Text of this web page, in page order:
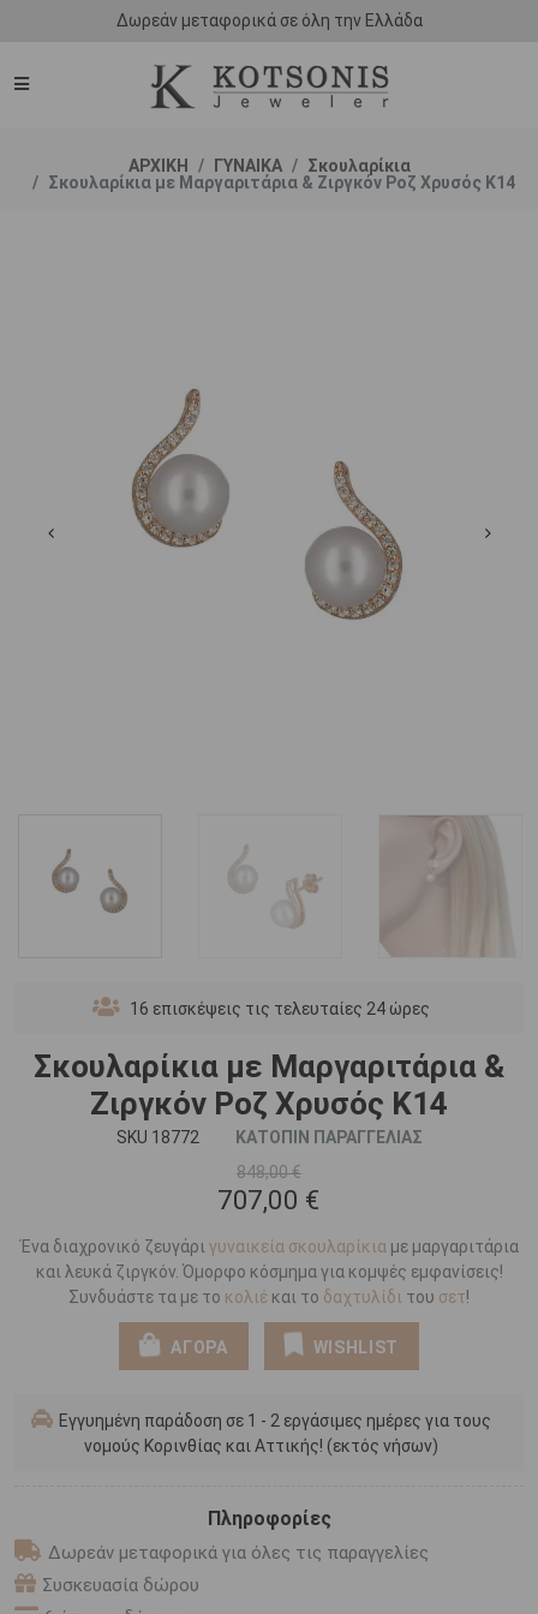
Δωρεάν μεταφορικά σε όλη την Ελλάδα
ΑΡΧΙΚΗ ΓΥΝΑΙΚΑ
Σκουλαρίκια
Σκουλαρίκια με Μαργαριτάρια & Ζιργκόν Ροζ Χρυσός Κ14
16 επισκέψεις τις τελευταίες 24 ώρες
Σκουλαρίκια με Μαργαριτάρια &
Ζιργκόν Ροζ Χρυσός Κ14
SKU 18772
ΚΑΤΟΠΙΝ ΠΑΡΑΓΓΕΛΙΑΣ
848,00 €
707,00 €
Ένα διαχρονικό ζευγάρι γυναικεία σκουλαρίκια με μαργαριτάρια
και λευκά ζιργκόν. Όμορφο κόσμημα για κομψές εμφανίσεις!
Συνδυάστε τα με το κολιέ και το δαχτυλίδι του σετ!
ΑΓΟΡΑ WISHLIST
Εγγυημένη παράδοση σε 1 - 2 εργάσιμες ημέρες για τους
νομούς Κορινθίας και Αττικής! (εκτός νήσων)
Πληροφορίες
Δωρεάν μεταφορικά για όλες τις παραγγελίες
Συσκευασία δώρου